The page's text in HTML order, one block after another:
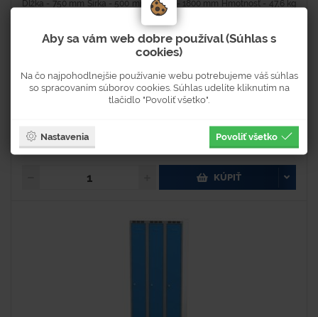
Dĺžka - 750 mm Šírka - 500 mm Výška - 1800 mm Hmotnosť - 47,6 kg
Materiál - oceľ Farba - sivá Povrchová úprava - lakovaná práškovou
farbou Počet dvier v oddelení -...
Na objednávku
Dostupnosť 2-4 týždne
303 €
372,69 € s DPH
KÚPIŤ
Aby sa vám web dobre používal (Súhlas s
cookies)
Na čo najpohodlnejšie používanie webu potrebujeme váš súhlas
so spracovaním súborov cookies. Súhlas udelíte kliknutím na
tlačidlo "Povoliť všetko".
Nastavenia Povoliť všetko